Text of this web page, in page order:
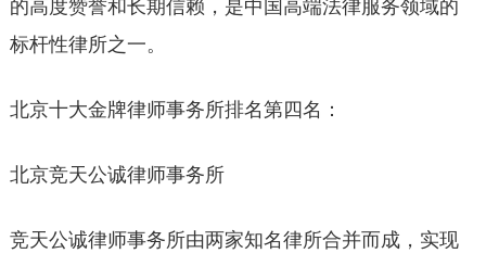
的高度赞誉和长期信赖，是中国高端法律服务领域的
标杆性律所之一。
北京十大金牌律师事务所排名第四名：
北京竞天公诚律师事务所
竞天公诚律师事务所由两家知名律所合并而成，实现